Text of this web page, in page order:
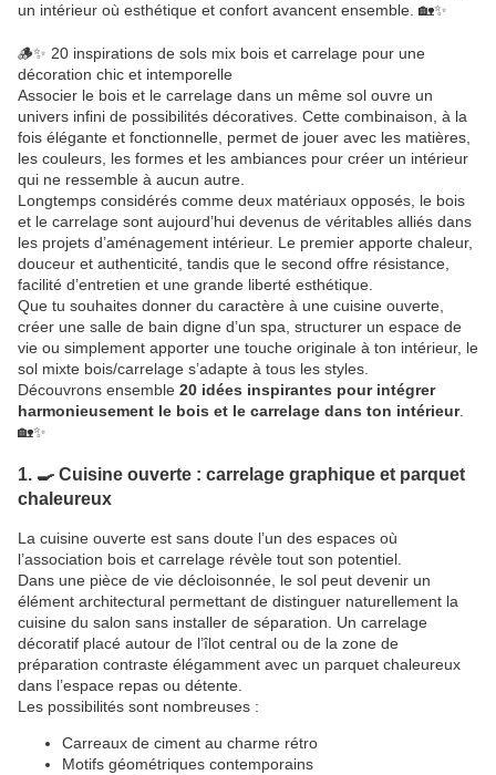
un intérieur où esthétique et confort avancent ensemble. 🏡✨
🪵✨ 20 inspirations de sols mix bois et carrelage pour une
décoration chic et intemporelle
Associer le bois et le carrelage dans un même sol ouvre un
univers infini de possibilités décoratives. Cette combinaison, à la
fois élégante et fonctionnelle, permet de jouer avec les matières,
les couleurs, les formes et les ambiances pour créer un intérieur
qui ne ressemble à aucun autre.
Longtemps considérés comme deux matériaux opposés, le bois
et le carrelage sont aujourd’hui devenus de véritables alliés dans
les projets d’aménagement intérieur. Le premier apporte chaleur,
douceur et authenticité, tandis que le second offre résistance,
facilité d’entretien et une grande liberté esthétique.
Que tu souhaites donner du caractère à une cuisine ouverte,
créer une salle de bain digne d’un spa, structurer un espace de
vie ou simplement apporter une touche originale à ton intérieur, le
sol mixte bois/carrelage s’adapte à tous les styles.
Découvrons ensemble 20 idées inspirantes pour intégrer
harmonieusement le bois et le carrelage dans ton intérieur.
🏡✨
1. 🍳 Cuisine ouverte : carrelage graphique et parquet
chaleureux
La cuisine ouverte est sans doute l’un des espaces où
l’association bois et carrelage révèle tout son potentiel.
Dans une pièce de vie décloisonnée, le sol peut devenir un
élément architectural permettant de distinguer naturellement la
cuisine du salon sans installer de séparation. Un carrelage
décoratif placé autour de l’îlot central ou de la zone de
préparation contraste élégamment avec un parquet chaleureux
dans l’espace repas ou détente.
Les possibilités sont nombreuses :
Carreaux de ciment au charme rétro
Motifs géométriques contemporains